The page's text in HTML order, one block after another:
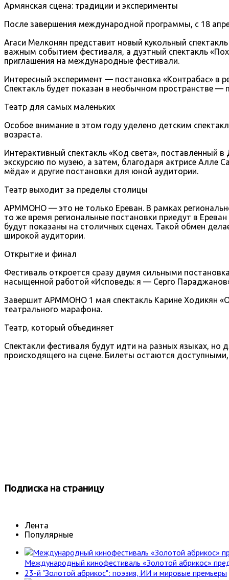
Армянская сцена: традиции и эксперименты
После завершения международной программы, с 18
Агаси Мелконян представит новый кукольный
важным событием фестиваля, а дуэтный спектакль
приглашения на международные фестивали.
Интересный эксперимент — постановка «Контрабас» в
Спектакль будет показан в необычном пространстве —
Театр для самых маленьких
Особое внимание в этом году уделено детским
возраста.
Интерактивный спектакль «Код света», поставленный
экскурсию по музею, а затем, благодаря актрисе Алле
мёда» и другие постановки для юной аудитории.
Театр выходит за пределы столицы
АРММОНО — это не только Ереван. В рамках
то же время региональные постановки приедут в
будут показаны на столичных сценах. Такой обмен
широкой аудитории.
Открытие и финал
Фестиваль откроется сразу двумя сильными
насыщенной работой «Исповедь: я — Серго
Завершит АРММОНО 1 мая спектакль Карине Ходикян
театрального марафона.
Театр, который объединяет
Спектакли фестиваля будут идти на разных языках,
происходящего на сцене. Билеты остаются
Подписка на страницу
Лента
Популярные
Международный кинофестиваль «Золотой абрикос»
23-й "Золотой абрикос": поэзия, ИИ и мировые премьеры